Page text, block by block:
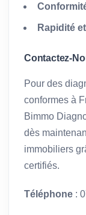
Rapidité
Contactez-
Pour des
conformes à
Bimmo
dès
immobiliers
certifiés.
Téléphone :